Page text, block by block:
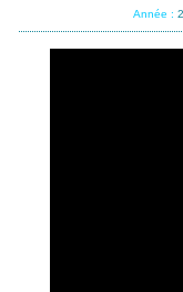
Année :